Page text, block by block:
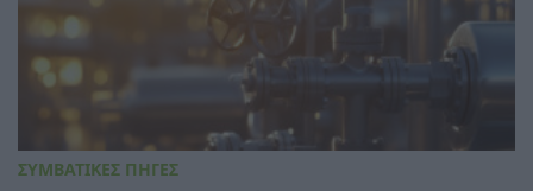
ΣΥΜΒΑΤΙΚΕΣ ΠΗΓΕΣ